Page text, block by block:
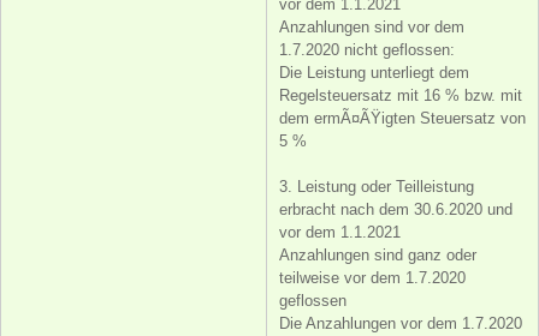
vor dem 1.1.2021
Anzahlungen sind vor dem
1.7.2020 nicht geflossen:
Die Leistung unterliegt dem
Regelsteuersatz mit 16 % bzw. mit
dem ermÃ¤ÃŸigten Steuersatz von
5 %
3. Leistung oder Teilleistung
erbracht nach dem 30.6.2020 und
vor dem 1.1.2021
Anzahlungen sind ganz oder
teilweise vor dem 1.7.2020
geflossen
Die Anzahlungen vor dem 1.7.2020